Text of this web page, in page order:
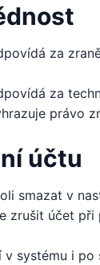
za
za
právo
účtu
smazat v
zrušit účet při
systému i po